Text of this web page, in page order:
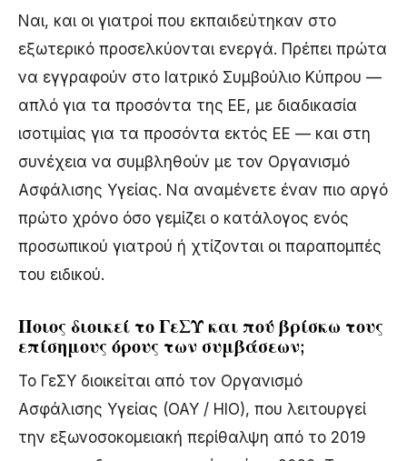
Ναι, και οι γιατροί που εκπαιδεύτηκαν στο
εξωτερικό προσελκύονται ενεργά. Πρέπει πρώτα
να εγγραφούν στο Ιατρικό Συμβούλιο Κύπρου —
απλό για τα προσόντα της ΕΕ, με διαδικασία
ισοτιμίας για τα προσόντα εκτός ΕΕ — και στη
συνέχεια να συμβληθούν με τον Οργανισμό
Ασφάλισης Υγείας. Να αναμένετε έναν πιο αργό
πρώτο χρόνο όσο γεμίζει ο κατάλογος ενός
προσωπικού γιατρού ή χτίζονται οι παραπομπές
του ειδικού.
Ποιος διοικεί το ΓεΣΥ και πού βρίσκω τους
επίσημους όρους των συμβάσεων;
Το ΓεΣΥ διοικείται από τον Οργανισμό
Ασφάλισης Υγείας (ΟΑΥ / HIO), που λειτουργεί
την εξωνοσοκομειακή περίθαλψη από το 2019